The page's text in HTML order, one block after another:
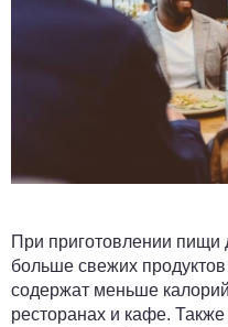
При приготовлении пищи
больше свежих
содержат меньше
ресторанах и кафе. Также